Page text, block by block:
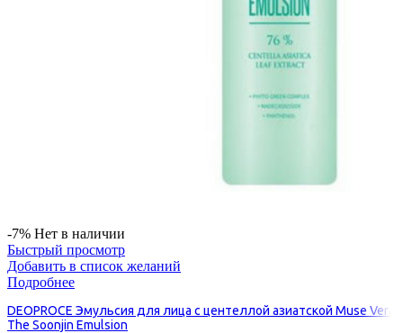
-7% Нет в наличии
Быстрый просмотр
Добавить в список желаний
Подробнее
DEOPROCE Эмульсия для лица с центеллой азиатской Muse Vera
The Soonjin Emulsion